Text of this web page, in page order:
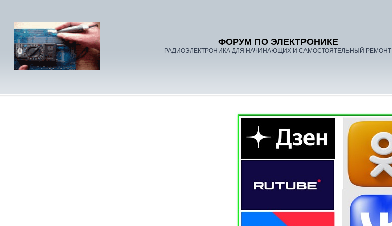
ФОРУМ ПО ЭЛЕКТРОНИКЕ
РАДИОЭЛЕКТРОНИКА ДЛЯ НАЧИНАЮЩИХ И САМОСТОЯТЕЛЬНЫЙ РЕМОНТ